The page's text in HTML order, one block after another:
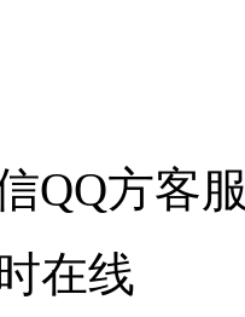
QQ方客服
在线